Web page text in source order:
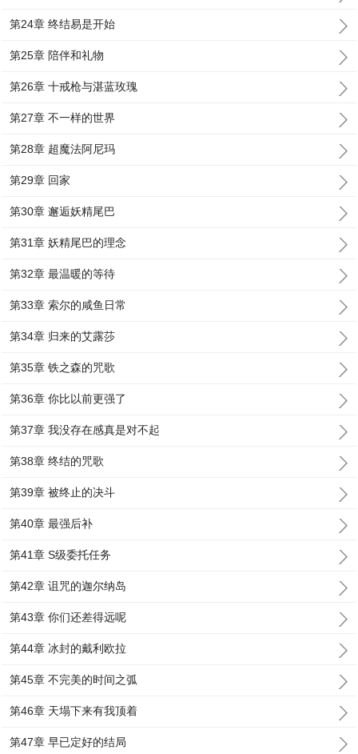
第24章 终结易是开始
第25章 陪伴和礼物
第26章 十戒枪与湛蓝玫瑰
第27章 不一样的世界
第28章 超魔法阿尼玛
第29章 回家
第30章 邂逅妖精尾巴
第31章 妖精尾巴的理念
第32章 最温暖的等待
第33章 索尔的咸鱼日常
第34章 归来的艾露莎
第35章 铁之森的咒歌
第36章 你比以前更强了
第37章 我没存在感真是对不起
第38章 终结的咒歌
第39章 被终止的决斗
第40章 最强后补
第41章 S级委托任务
第42章 诅咒的迦尔纳岛
第43章 你们还差得远呢
第44章 冰封的戴利欧拉
第45章 不完美的时间之弧
第46章 天塌下来有我顶着
第47章 早已定好的结局